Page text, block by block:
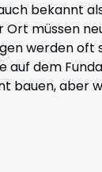
bekannt
müssen
werden
auf dem
bauen, aber